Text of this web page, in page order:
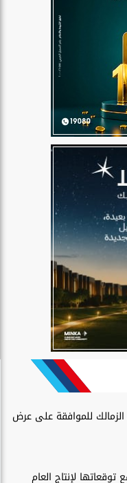
للموافقة على عرض
توقعاتها لإنتاج العام